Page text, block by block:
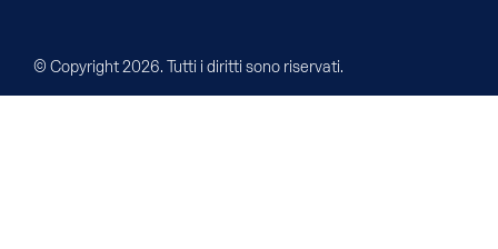
© Copyright 2026. Tutti i diritti sono riservati.